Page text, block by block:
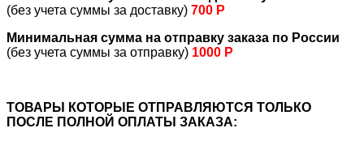
(без учета суммы за доставку) 700 Р
Минимальная сумма на отправку заказа по России
(без учета суммы за отправку) 1000 Р
ТОВАРЫ КОТОРЫЕ ОТПРАВЛЯЮТСЯ ТОЛЬКО
ПОСЛЕ ПОЛНОЙ ОПЛАТЫ ЗАКАЗА: